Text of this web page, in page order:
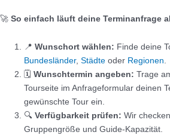
🚀 So einfach läuft deine Terminanfrage
📍 Wunschort wählen: Finde deine
Bundesländer, Städte oder Regionen
🗓️ Wunschtermin angeben: Trage
Tourseite im Anfrageformular deinen
gewünschte Tour ein.
🔍 Verfügbarkeit prüfen: Wir
Gruppengröße und Guide-Kapazität.